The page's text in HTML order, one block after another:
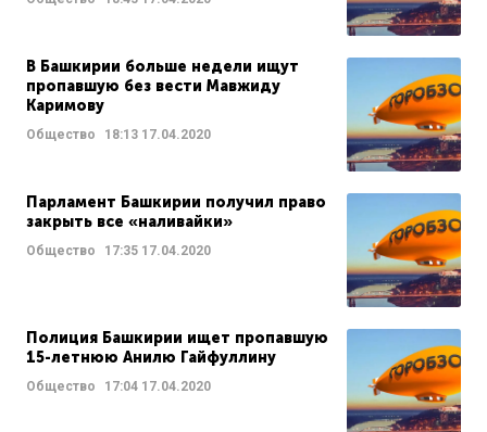
В Башкирии больше недели ищут
пропавшую без вести Мавжиду
Каримову
Общество 18:13 17.04.2020
Парламент Башкирии получил право
закрыть все «наливайки»
Общество 17:35 17.04.2020
Полиция Башкирии ищет пропавшую
15-летнюю Анилю Гайфуллину
Общество 17:04 17.04.2020